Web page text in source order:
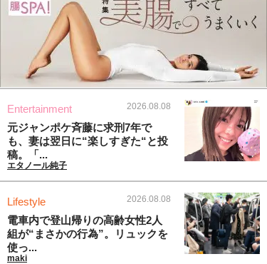
Entertainment 2026.08.08
元ジャンポケ斉藤に求刑7年で
も、妻は翌日に“楽しすぎた“と投
稿。「...
エタノール純子
Lifestyle 2026.08.08
電車内で登山帰りの高齢女性2人
組が“まさかの行為”。リュックを
使っ...
maki